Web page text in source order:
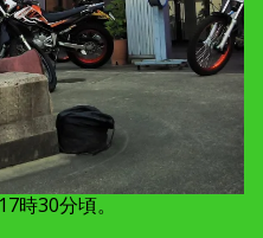
時30分頃。